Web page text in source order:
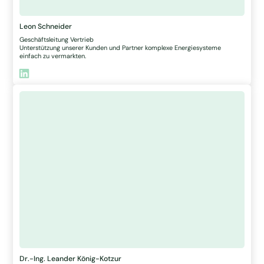
Leon Schneider
Geschäftsleitung Vertrieb
Unterstützung unserer Kunden und Partner komplexe Energiesysteme
einfach zu vermarkten.
Dr.-Ing. Leander König-Kotzur